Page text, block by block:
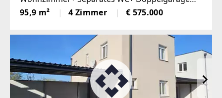
mit großem Keller+ Fantastische Fernsicht+
Kleine Reihenhausanlage - nur 6
95,9 m² 4 Zimmer € 575.000